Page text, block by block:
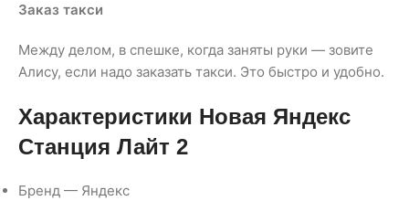
Заказ такси
Между делом, в спешке, когда заняты руки — зовите
Алису, если надо заказать такси. Это быстро и удобно.
Характеристики Новая Яндекс
Станция Лайт 2
Бренд — Яндекс